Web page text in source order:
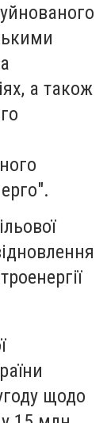
а також
щодо